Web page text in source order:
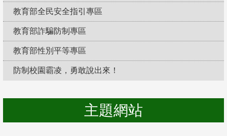
教育部全民安全指引專區
教育部詐騙防制專區
教育部性別平等專區
防制校園霸凌，勇敢說出來！
主題網站